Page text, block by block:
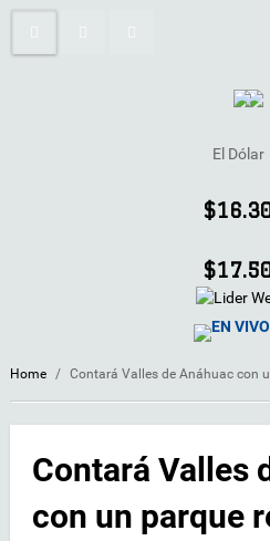
El Dólar
EN VIVO
Home / Contará Valles de Anáhuac con
Contará Valles
con un parque